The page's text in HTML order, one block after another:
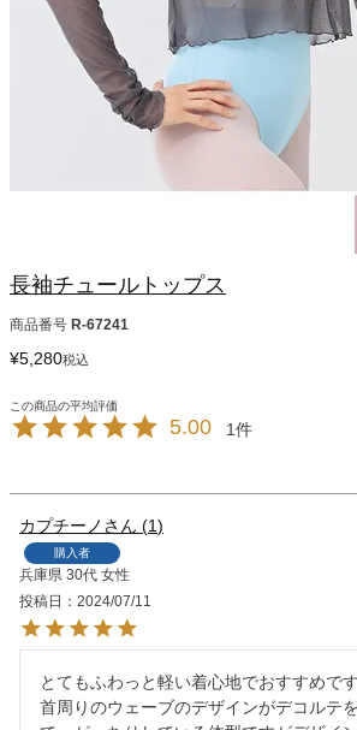
長袖チュールトップス
商品番号 R-67241
¥5,280税込
5.00 1
カプチーノ 1
購入者
兵庫県 30代 女性
投稿日
2024/07/11
とてもふわっと軽い着心地でおすすめです
首周りのウェーブのデザインがデコルテ